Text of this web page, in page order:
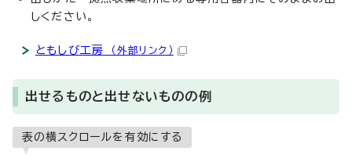
しください。
ともしび工房 （外部リンク）
出せるものと出せないものの例
表の横スクロールを有効にする